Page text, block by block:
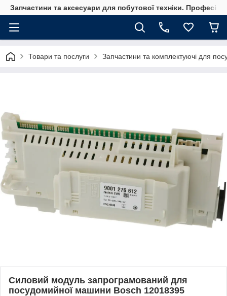
Запчастини та аксесуари для побутової техніки.
Товари та послуги Запчастини та комплектуючі для
Силовий модуль запрограмований для
посудомийної машини Bosch 12018395